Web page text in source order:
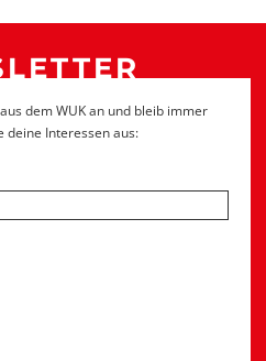
dem WUK an und bleib immer
deine Interessen aus: